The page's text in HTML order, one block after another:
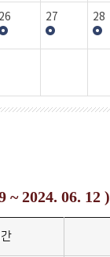
26 27 28
~ 2024. 06. 12 )